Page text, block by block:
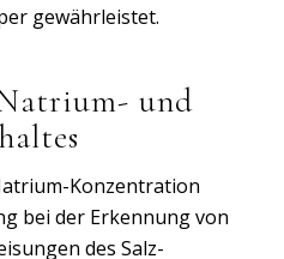
gewährleistet.
und
Konzentration
bei der Erkennung von
des Salz-